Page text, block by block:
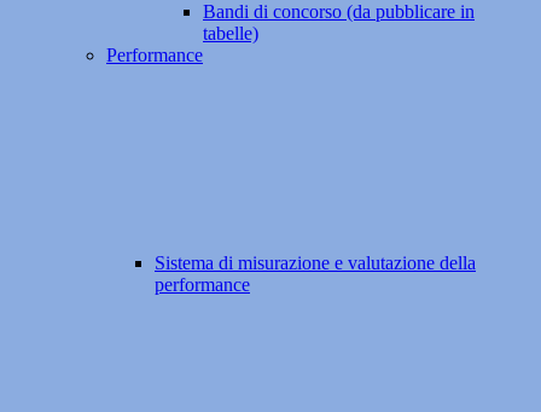
Bandi di concorso (da pubblicare in
tabelle)
Performance
Sistema di misurazione e valutazione della
performance